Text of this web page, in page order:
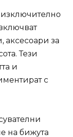
изключително
аксесоари за
Тези
и
с
на бижута